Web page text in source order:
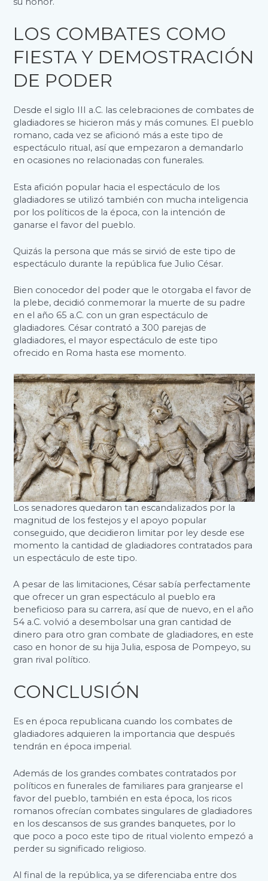
LOS COMBATES COMO
FIESTA Y DEMOSTRACIÓN
DE PODER
Desde el siglo III a.C. las celebraciones de combates de
gladiadores se hicieron más y más comunes. El pueblo
romano, cada vez se aficionó más a este tipo de
espectáculo ritual, así que empezaron a demandarlo
en ocasiones no relacionadas con funerales.
Esta afición popular hacia el espectáculo de los
gladiadores se utilizó también con mucha inteligencia
por los políticos de la época, con la intención de
ganarse el favor del pueblo.
Quizás la persona que más se sirvió de este tipo de
espectáculo durante la república fue Julio César.
Bien conocedor del poder que le otorgaba el favor de
la plebe, decidió conmemorar la muerte de su padre
en el año 65 a.C. con un gran espectáculo de
gladiadores. César contrató a 300 parejas de
gladiadores, el mayor espectáculo de este tipo
ofrecido en Roma hasta ese momento.
Los senadores quedaron tan escandalizados por la
magnitud de los festejos y el apoyo popular
conseguido, que decidieron limitar por ley desde ese
momento la cantidad de gladiadores contratados para
un espectáculo de este tipo.
A pesar de las limitaciones, César sabía perfectamente
que ofrecer un gran espectáculo al pueblo era
beneficioso para su carrera, así que de nuevo, en el año
54 a.C. volvió a desembolsar una gran cantidad de
dinero para otro gran combate de gladiadores, en este
caso en honor de su hija Julia, esposa de Pompeyo, su
gran rival político.
CONCLUSIÓN
Es en época republicana cuando los combates de
gladiadores adquieren la importancia que después
tendrán en época imperial.
Además de los grandes combates contratados por
políticos en funerales de familiares para granjearse el
favor del pueblo, también en esta época, los ricos
romanos ofrecían combates singulares de gladiadores
en los descansos de sus grandes banquetes, por lo
que poco a poco este tipo de ritual violento empezó a
perder su significado religioso.
Al final de la república, ya se diferenciaba entre dos